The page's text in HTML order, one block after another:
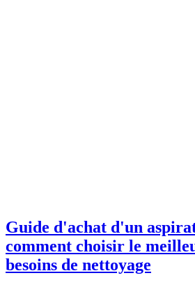
Guide d'achat d'un
comment choisir le
besoins de nettoyage